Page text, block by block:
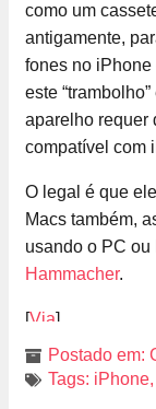
como um
antigamente,
fones no iPhone
este
aparelho requer
compatível com
O legal é que
Macs também,
usando o PC ou
Hammacher.
[Via]
Postado em:
Tags: iPhone,